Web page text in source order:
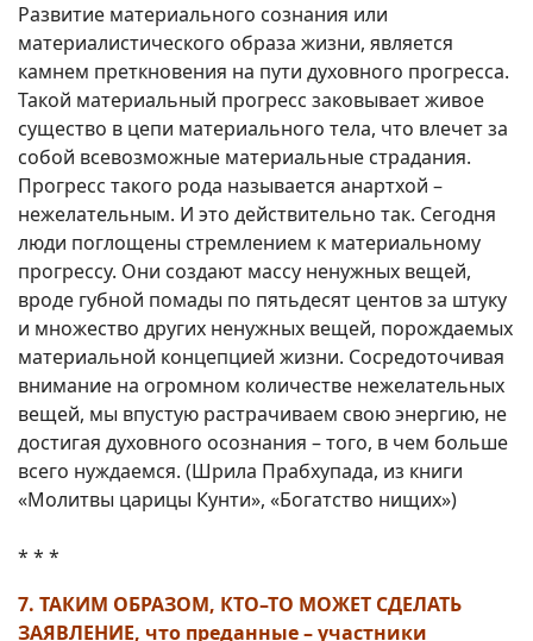
Развитие материального сознания или
материалистического образа жизни, является
камнем преткновения на пути духовного прогресса.
Такой материальный прогресс заковывает живое
существо в цепи материального тела, что влечет за
собой всевозможные материальные страдания.
Прогресс такого рода называется анартхой –
нежелательным. И это действительно так. Сегодня
люди поглощены стремлением к материальному
прогрессу. Они создают массу ненужных вещей,
вроде губной помады по пятьдесят центов за штуку
и множество других ненужных вещей, порождаемых
материальной концепцией жизни. Сосредоточивая
внимание на огромном количестве нежелательных
вещей, мы впустую растрачиваем свою энергию, не
достигая духовного осознания – того, в чем больше
всего нуждаемся. (Шрила Прабхупада, из книги
«Молитвы царицы Кунти», «Богатство нищих»)
* * *
7. ТАКИМ ОБРАЗОМ, КТО–ТО МОЖЕТ СДЕЛАТЬ
ЗАЯВЛЕНИЕ, что преданные – участники